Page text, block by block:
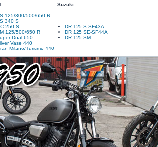
Suzuki
125/300/500/650 R
340 S
250 S
125/500/650 R
Dual 650
Vase 440
Milano/Turismo 440
DR 125 S-SF43A
DR 125 SE-SF44A
DR 125 SM